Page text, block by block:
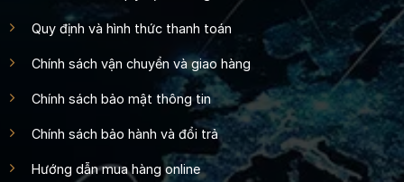
Quy định và hình thức thanh toán
Chính sách vận chuyển và giao hàng
Chính sách bảo mật thông tin
Chính sách bảo hành và đổi trả
Hướng dẫn mua hàng online